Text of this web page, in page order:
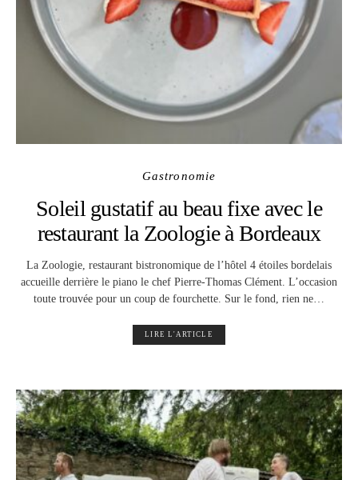
Gastronomie
Soleil gustatif au beau fixe avec le
restaurant la Zoologie à Bordeaux
La Zoologie, restaurant bistronomique de l’hôtel 4 étoiles bordelais
accueille derrière le piano le chef Pierre-Thomas Clément. L’occasion
toute trouvée pour un coup de fourchette. Sur le fond, rien ne…
LIRE L'ARTICLE